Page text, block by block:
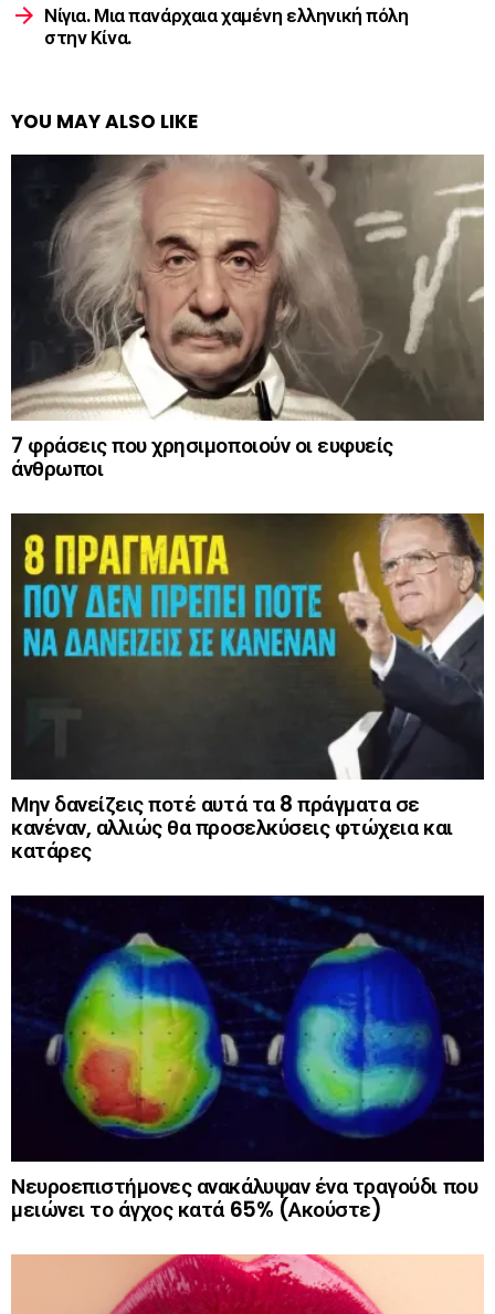
Νίγια. Μια πανάρχαια χαμένη ελληνική πόλη
στην Κίνα.
YOU MAY ALSO LIKE
7 φράσεις που χρησιμοποιούν οι ευφυείς
άνθρωποι
Μην δανείζεις ποτέ αυτά τα 8 πράγματα σε
κανέναν, αλλιώς θα προσελκύσεις φτώχεια και
κατάρες
Νευροεπιστήμονες ανακάλυψαν ένα τραγούδι που
μειώνει το άγχος κατά 65% (Ακούστε)